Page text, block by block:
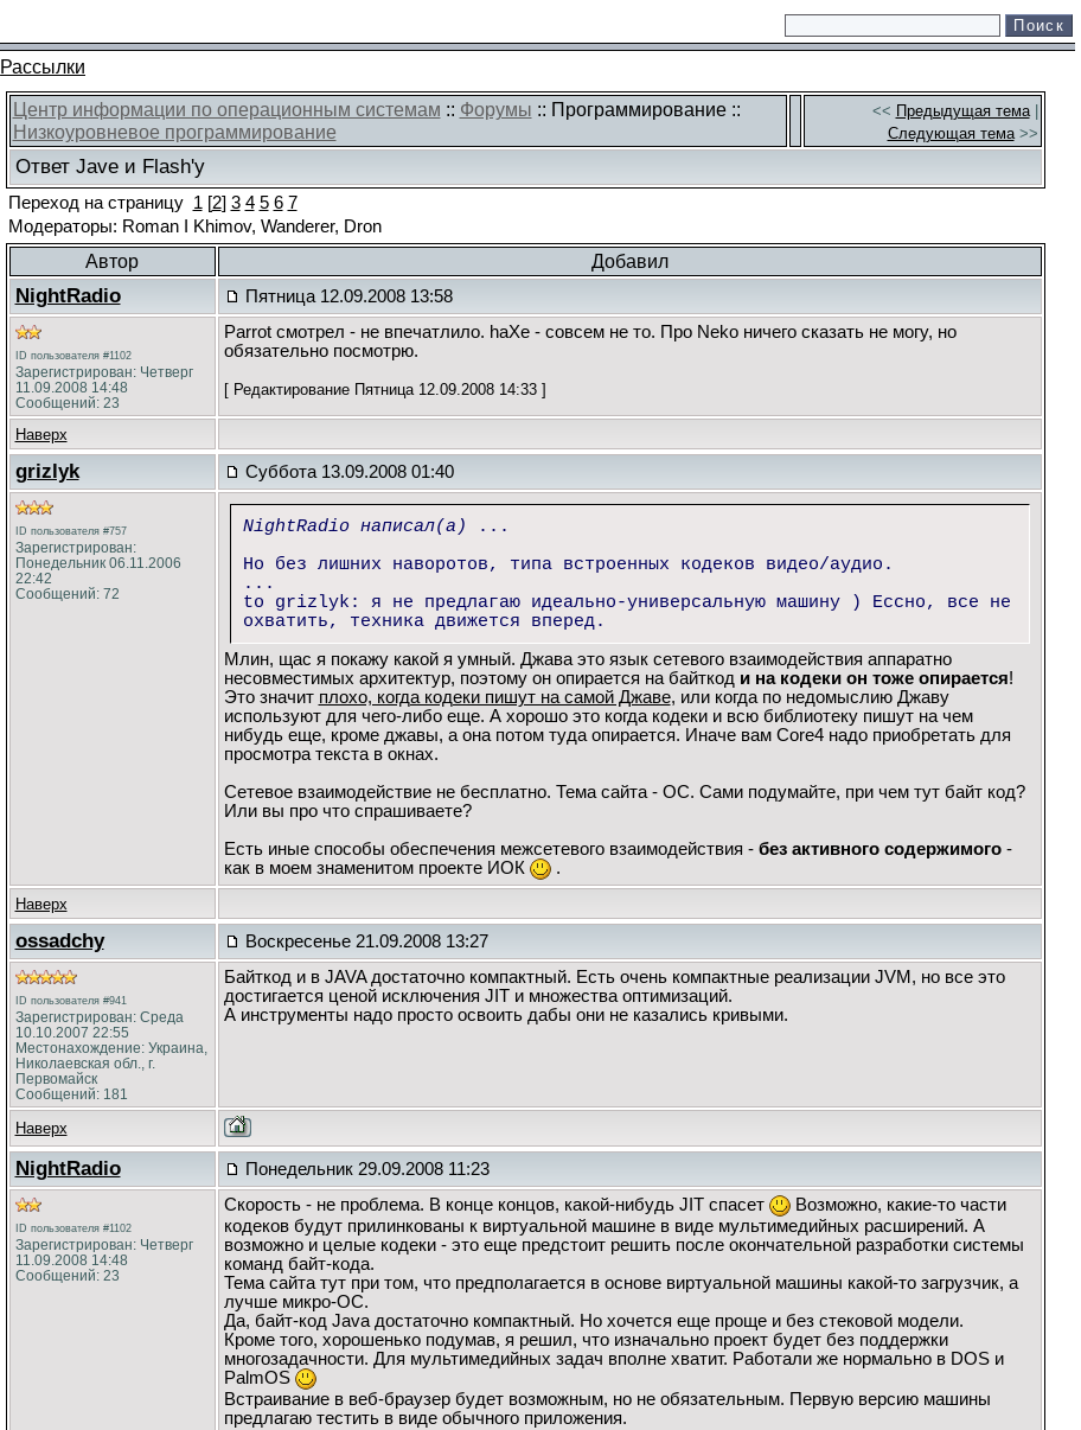
Рассылки
Центр информации по операционным системам :: Форумы :: Программирование ::
Низкоуровневое программирование
<< Предыдущая тема|
Следующая тема>>
Ответ Javе и Flash'у
Переход на страницу 1 [2] 3 4 5 6 7
Модераторы: Roman I Khimov, Wanderer, Dron
Автор Добавил
NightRadio Пятница 12.09.2008 13:58
ID пользователя #1102
Зарегистрирован: Четверг
11.09.2008 14:48
Сообщений: 23
Parrot смотрел - не впечатлило. haXe - совсем не то. Про Neko ничего сказать не могу, но
обязательно посмотрю.
[ Редактирование Пятница 12.09.2008 14:33 ]
Наверх
grizlyk Суббота 13.09.2008 01:40
ID пользователя #757
Зарегистрирован:
Понедельник 06.11.2006
22:42
Сообщений: 72
NightRadio написал(а) ...
Но без лишних наворотов, типа встроенных кодеков видео/аудио.
...
to grizlyk: я не предлагаю идеально-универсальную машину ) Ессно, все не
охватить, техника движется вперед.
Млин, щас я покажу какой я умный. Джава это язык сетевого взаимодействия аппаратно
несовместимых архитектур, поэтому он опирается на байткод и на кодеки он тоже опирается!
Это значит плохо, когда кодеки пишут на самой Джаве, или когда по недомыслию Джаву
используют для чего-либо еще. А хорошо это когда кодеки и всю библиотеку пишут на чем
нибудь еще, кроме джавы, а она потом туда опирается. Иначе вам Core4 надо приобретать для
просмотра текста в окнах.
Сетевое взаимодействие не бесплатно. Тема сайта - ОС. Сами подумайте, при чем тут байт код?
Или вы про что спрашиваете?
Есть иные способы обеспечения межсетевого взаимодействия - без активного содержимого-
как в моем знаменитом проекте ИОК
.
Наверх
ossadchy Воскресенье 21.09.2008 13:27
ID пользователя #941
Зарегистрирован: Среда
10.10.2007 22:55
Местонахождение: Украина,
Николаевская обл., г.
Первомайск
Сообщений: 181
Байткод и в JAVA достаточно компактный. Есть очень компактные реализации JVM, но все это
достигается ценой исключения JIT и множества оптимизаций.
А инструменты надо просто освоить дабы они не казались кривыми.
Наверх
NightRadio Понедельник 29.09.2008 11:23
ID пользователя #1102
Зарегистрирован: Четверг
11.09.2008 14:48
Сообщений: 23
Скорость - не проблема. В конце концов, какой-нибудь JIT спасет
Возможно, какие-то части
кодеков будут прилинкованы к виртуальной машине в виде мультимедийных расширений. А
возможно и целые кодеки - это еще предстоит решить после окончательной разработки системы
команд байт-кода.
Тема сайта тут при том, что предполагается в основе виртуальной машины какой-то загрузчик, а
лучше микро-ОС.
Да, байт-код Java достаточно компактный. Но хочется еще проще и без стековой модели.
Кроме того, хорошенько подумав, я решил, что изначально проект будет без поддержки
многозадачности. Для мультимедийных задач вполне хватит. Работали же нормально в DOS и
PalmOS
Встраивание в веб-браузер будет возможным, но не обязательным. Первую версию машины
предлагаю тестить в виде обычного приложения.